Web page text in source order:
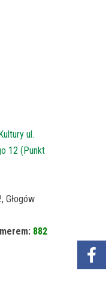
ul.
12 (Punkt
Głogów
882